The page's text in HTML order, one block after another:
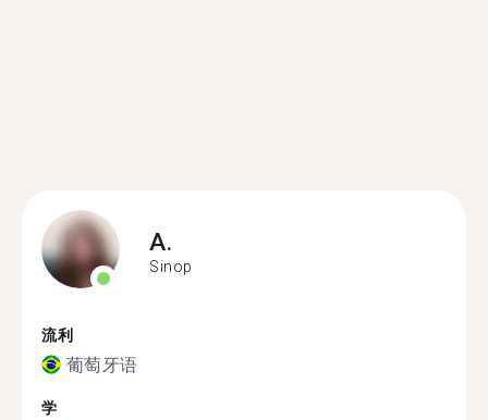
A.
Sinop
流利
葡萄牙语
学